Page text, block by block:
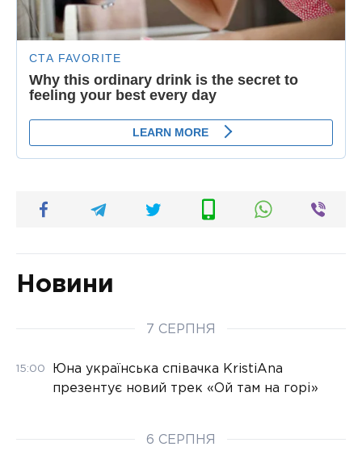
Новини
7 СЕРПНЯ
15:00
Юна українська співачка KristiAna
презентує новий трек «Ой там на горі»
6 СЕРПНЯ